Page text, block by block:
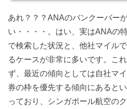
あれ？？？ANAのバンクーバー
い・・・・。はい、実はANAの
で検索した状況と、他社マイル
るケースが非常に多いです。こ
ず、最近の傾向としては自社マ
券の枠を優先する傾向にあると
っており、シンガポール航空の